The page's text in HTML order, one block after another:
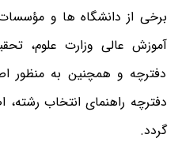
برخی از دانشگاه ها و
آموزش عالی وزارت علوم،
دفترچه و همچنین به منظور
دفترچه راهنمای انتخاب
گردد.